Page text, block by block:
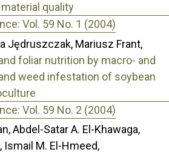
quality
Vol. 59 No. 1 (2004)
Jędruszczak, Mariusz Frant,
foliar nutrition by macro- and
weed infestation of soybean
Vol. 59 No. 2 (2004)
Abdel-Satar A. El-Khawaga,
Ismail M. El-Hmeed,